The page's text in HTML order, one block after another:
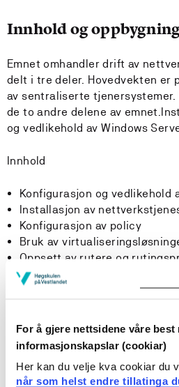
For å gjere nettsidene våre
informasjonskapslar (cookiar)
Her kan du velje kva cookiar du
når som helst endre tillatinga
Innhold og
Emnet omhandler drift av
delt i tre deler. Hovedvekten er
av sentraliserte
de to andre delene av
og vedlikehold av Windows
Innhold
Konfigurasjon og vedlikehold
Installasjon av
Konfigurasjon av policy
Bruk av
Oppsett av rutere og
Konfigurasjon av
Symmetrisk og asymmetrisk
Anvendelse av kryptografi,
Infrastructure) og sertifikater